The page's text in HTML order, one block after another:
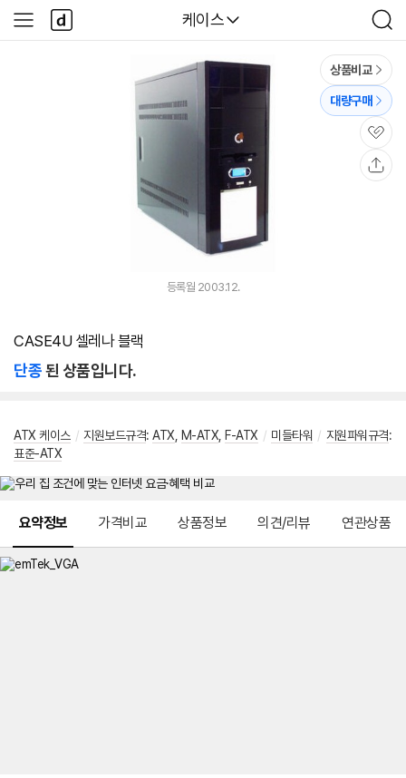
다나와
케이스
검
색
사
이
다
나
와
상품비교
대량구매
관
심
등록월 2003.12.
CASE4U 셀레나 블랙
단종된 상품입니다.
ATX 케이스 / 지원보드규격: ATX M-ATX F-ATX / 미들타워 / 지원파워규격:
표준-ATX
요약정보 가격비교 상품정보 의견/리뷰 연관상품